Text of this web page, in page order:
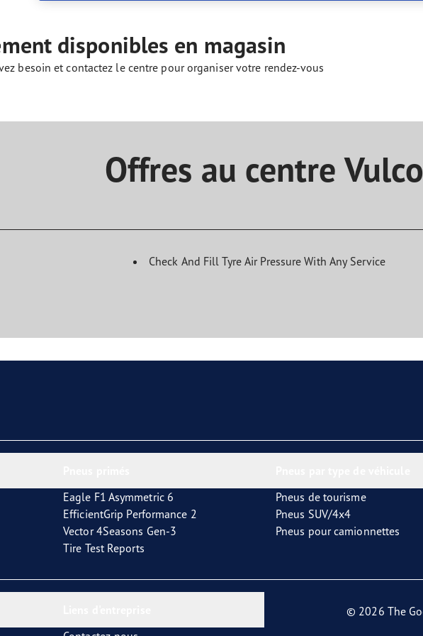
UltraGrip Performance 3
disponibles en magasin
besoin et contactez le centre pour organiser votre rendez-vous
Offres au centre
Check And Fill Tyre Air Pressure With Any Service
Eagle F1 Asymmetric 6
EfficientGrip Performance 2
Vector 4Seasons Gen-3
Tire Test Reports
Pneus de tourisme
Pneus SUV/4x4
Pneus pour camionnettes
© 2026 The